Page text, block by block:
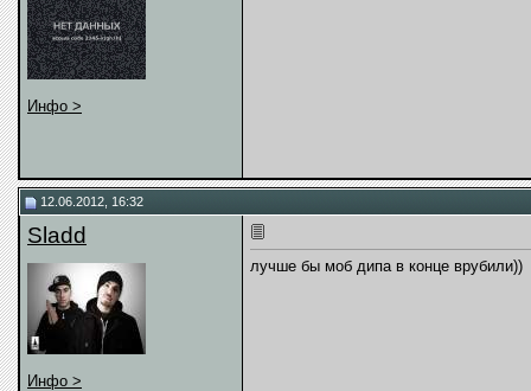
Инфо >
12.06.2012, 16:32
Sladd
Инфо >
лучше бы моб дипа в конце врубили))